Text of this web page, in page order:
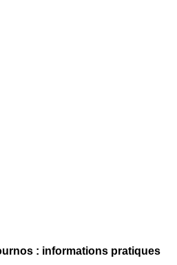
: informations pratiques